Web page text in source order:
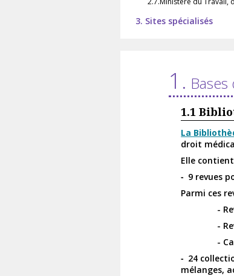
3. Sites spécialisés
1.
1.1
La
droit
Elle
9 revues
Parmi ces
-
-
-
24
mélanges,